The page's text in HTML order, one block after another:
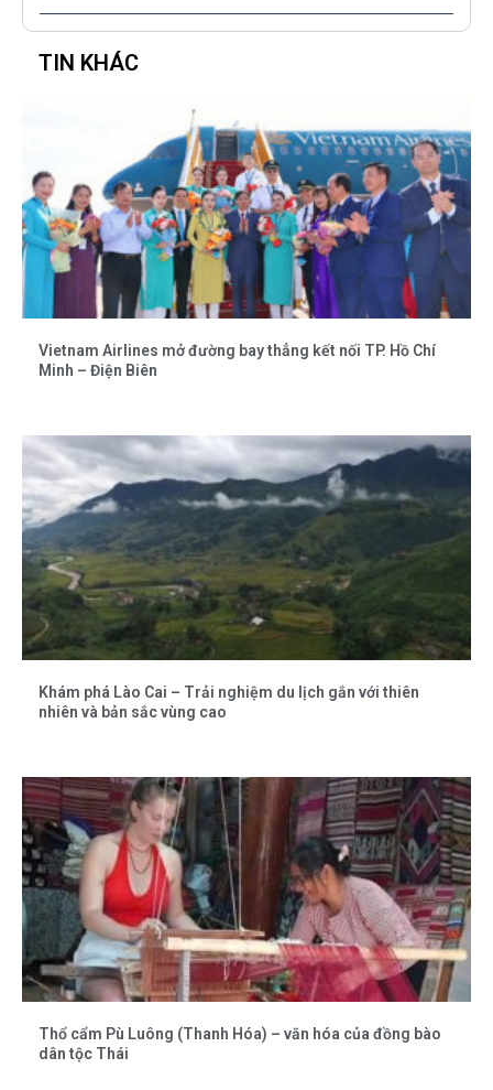
TIN KHÁC
Vietnam Airlines mở đường bay thẳng kết nối TP. Hồ Chí
Minh – Điện Biên
Khám phá Lào Cai – Trải nghiệm du lịch gắn với thiên
nhiên và bản sắc vùng cao
Thổ cẩm Pù Luông (Thanh Hóa) – văn hóa của đồng bào
dân tộc Thái